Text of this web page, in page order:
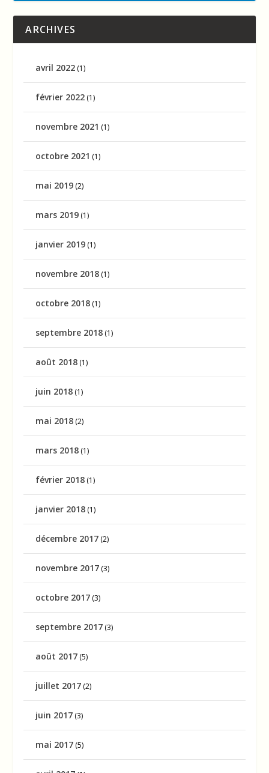
ARCHIVES
avril 2022 (1)
février 2022 (1)
novembre 2021 (1)
octobre 2021 (1)
mai 2019 (2)
mars 2019 (1)
janvier 2019 (1)
novembre 2018 (1)
octobre 2018 (1)
septembre 2018 (1)
août 2018 (1)
juin 2018 (1)
mai 2018 (2)
mars 2018 (1)
février 2018 (1)
janvier 2018 (1)
décembre 2017 (2)
novembre 2017 (3)
octobre 2017 (3)
septembre 2017 (3)
août 2017 (5)
juillet 2017 (2)
juin 2017 (3)
mai 2017 (5)